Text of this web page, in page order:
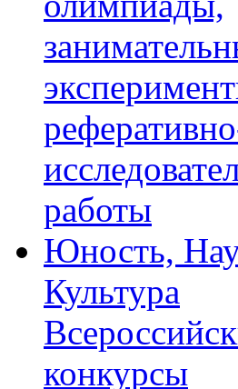
работы
Юность,
Культура
конкурсы